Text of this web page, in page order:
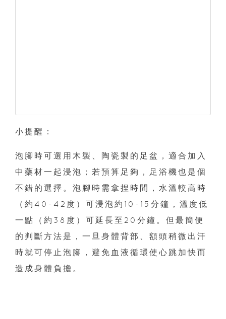
小提醒：
泡腳時可選用木製、陶瓷製的足盆，適合加入
中藥材一起浸泡；若預算足夠，足浴機也是個
不錯的選擇。泡腳時需拿捏時間，水溫較高時
（約40-42度）可浸泡約10-15分鐘，溫度低
一點（約38度）可延長至20分鐘。但最簡便
的判斷方法是，一旦身體背部、額頭稍微出汗
時就可停止泡腳，避免血液循環使心跳加快而
造成身體負擔。